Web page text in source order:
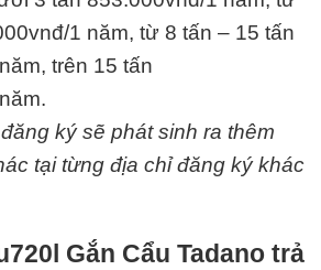
1 năm, từ 8 tấn – 15 tấn
trên 15 tấn
ký sẽ phát sinh ra thêm
tại từng địa chỉ đăng ký khác
Gắn Cẩu Tadano trả